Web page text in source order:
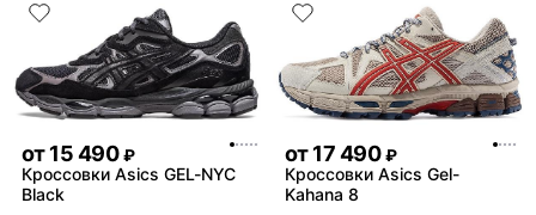
от15 490 ₽
Кроссовки Asics GEL-NYC
Black
от17 490 ₽
Кроссовки Asics Gel-
Kahana 8